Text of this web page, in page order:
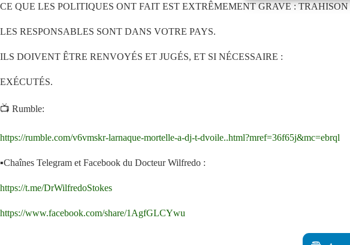
CE QUE LES POLITIQUES ONT FAIT EST EXTRÊMEMENT GRAVE :
LES RESPONSABLES SONT DANS VOTRE PAYS.
ILS DOIVENT ÊTRE RENVOYÉS ET JUGÉS, ET SI NÉCESSAIRE :
EXÉCUTÉS.
📺 Rumble:
https://rumble.com/v6vmskr-larnaque-mortelle-a-dj-t-dvoile..html?mref=36f65j&mc=ebrql
▪️Chaînes Telegram et Facebook du Docteur Wilfredo :
https://t.me/DrWilfredoStokes
https://www.facebook.com/share/1AgfGLCYwu